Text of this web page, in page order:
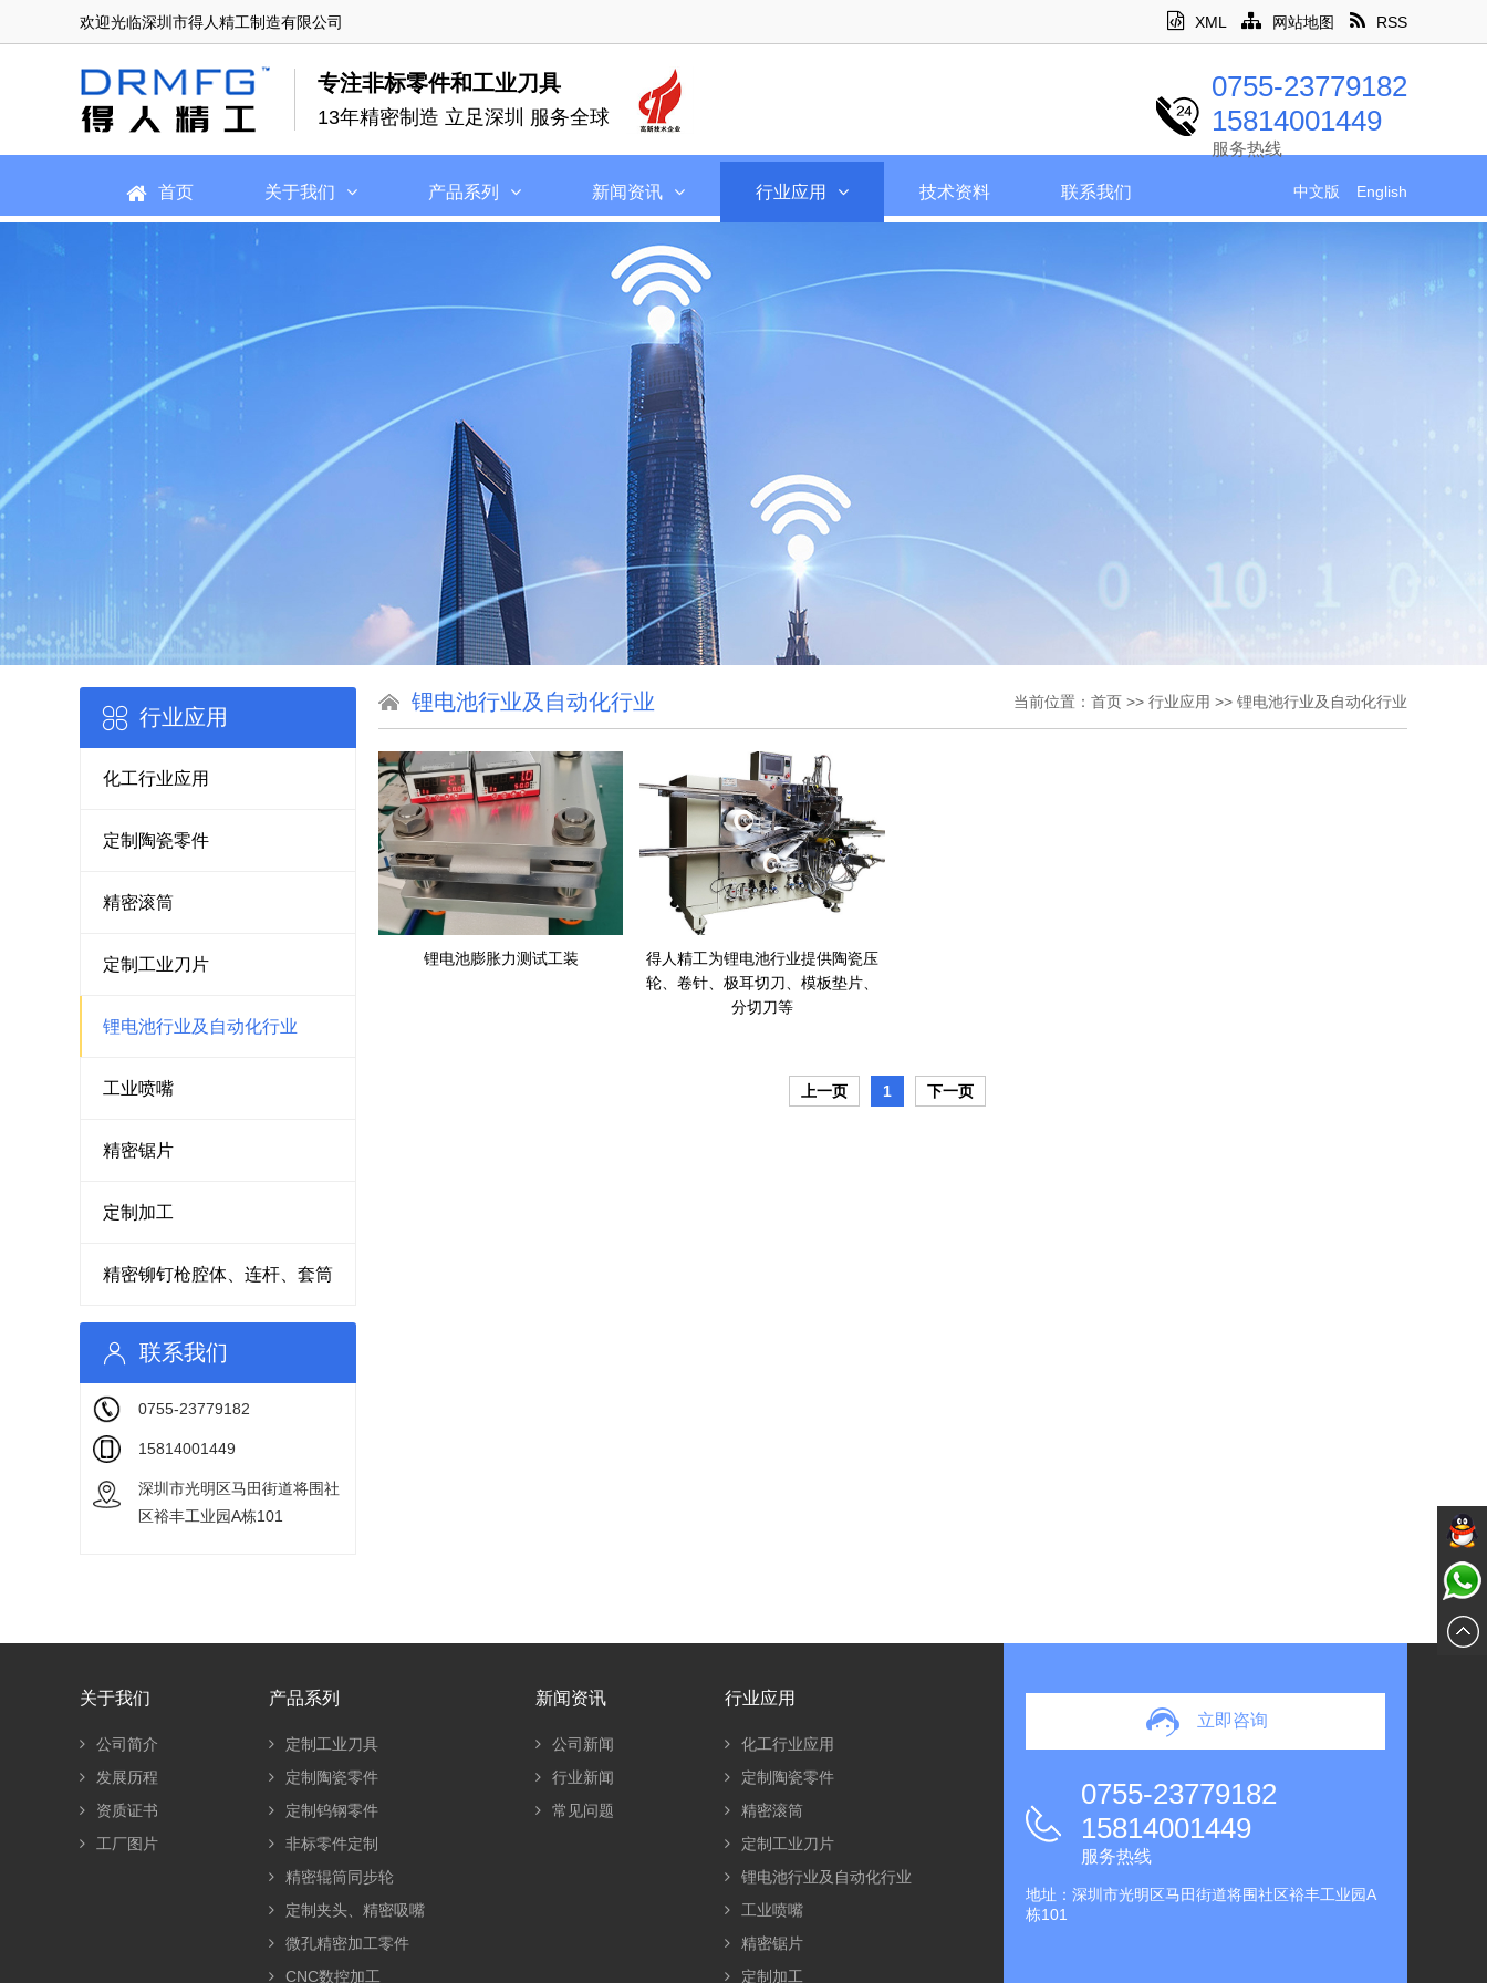
欢迎光临深圳市得人精工制造有限公司 XML 网站地图 RSS
专注非标零件和工业刀具
13年精密制造 立足深圳 服务全球
0755-23779182
15814001449
服务热线
首页 关于我们 产品系列 新闻资讯 行业应用 技术资料 联系我们 中文版 English
行业应用
化工行业应用
定制陶瓷零件
精密滚筒
定制工业刀片
锂电池行业及自动化行业
工业喷嘴
精密锯片
定制加工
精密铆钉枪腔体、连杆、套筒
联系我们
0755-23779182
15814001449
深圳市光明区马田街道将围社
区裕丰工业园A栋101
当前位置： 首页 >> 行业应用 >> 锂电池行业及自动化行业
锂电池行业及自动化行业
锂电池膨胀力测试工装
得人精工为锂电池行业提供陶瓷压
轮、卷针、极耳切刀、模板垫片、
分切刀等
上一页 1 下一页
关于我们
公司简介
发展历程
资质证书
工厂图片
产品系列
定制工业刀具
定制陶瓷零件
定制钨钢零件
非标零件定制
精密辊筒同步轮
定制夹头、精密吸嘴
微孔精密加工零件
CNC数控加工
新闻资讯
公司新闻
行业新闻
常见问题
行业应用
化工行业应用
定制陶瓷零件
精密滚筒
定制工业刀片
锂电池行业及自动化行业
工业喷嘴
精密锯片
定制加工
立即咨询
0755-23779182
15814001449
服务热线
地址：深圳市光明区马田街道将围社区裕丰工业园A
栋101
在线交
谈